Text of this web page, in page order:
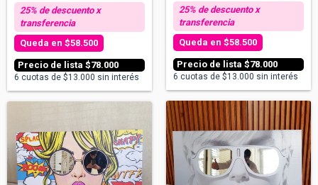
$78.000
$58.500
6 cuotas de $13.000 sin interés
$78.000
$58.500
6 cuotas de $13.000 sin interés